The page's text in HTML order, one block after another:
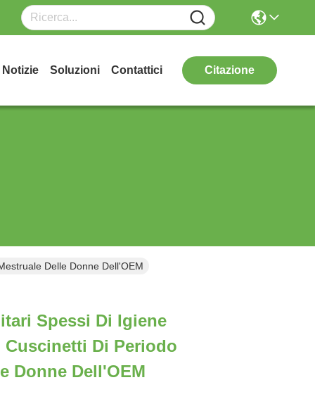
Notizie Soluzioni Contattici Citazione
Delle Donne Dell'OEM
Spessi Di Igiene
Cuscinetti Di Periodo
Donne Dell'OEM